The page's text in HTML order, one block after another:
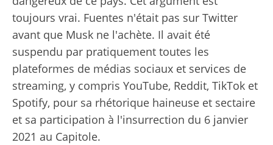
toujours vrai. Fuentes n'était pas sur Twitter
avant que Musk ne l'achète. Il avait été
suspendu par pratiquement toutes les
plateformes de médias sociaux et services de
streaming, y compris YouTube, Reddit, TikTok et
Spotify, pour sa rhétorique haineuse et sectaire
et sa participation à l'insurrection du 6 janvier
2021 au Capitole.